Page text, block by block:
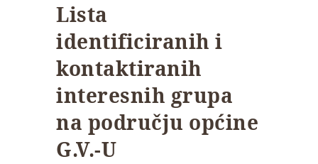
Lista
identificiranih i
kontaktiranih
interesnih grupa
na području općine
G.V.-U